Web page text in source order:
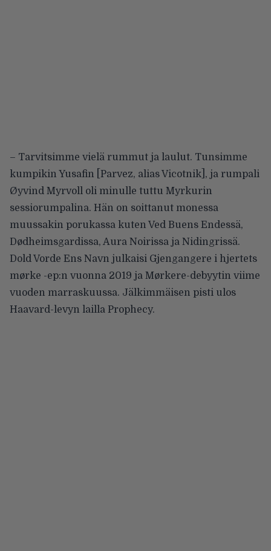
– Tarvitsimme vielä rummut ja laulut. Tunsimme
kumpikin Yusafin [Parvez, alias Vicotnik], ja rumpali
Øyvind Myrvoll oli minulle tuttu Myrkurin
sessiorumpalina. Hän on soittanut monessa
muussakin porukassa kuten Ved Buens Endessä,
Dødheimsgardissa, Aura Noirissa ja Nidingrissä.
Dold Vorde Ens Navn julkaisi Gjengangere i hjertets
mørke -ep:n vuonna 2019 ja Mørkere-debyytin viime
vuoden marraskuussa. Jälkimmäisen pisti ulos
Haavard-levyn lailla Prophecy.